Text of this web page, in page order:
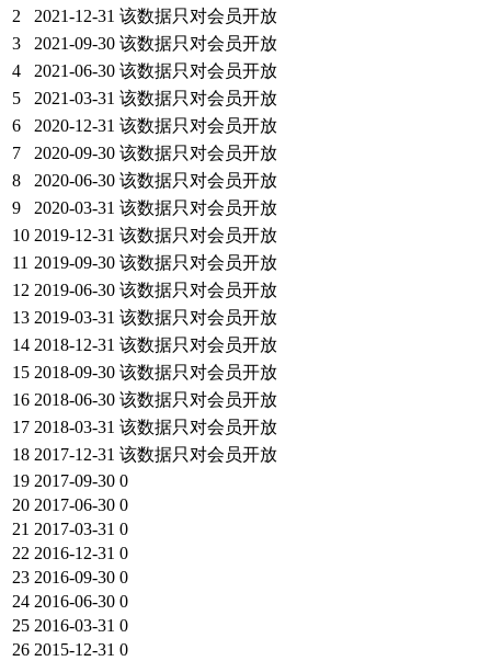
2
2021-12-31 该数据只对会员开放
3
2021-09-30 该数据只对会员开放
4
2021-06-30 该数据只对会员开放
5
2021-03-31 该数据只对会员开放
6
2020-12-31 该数据只对会员开放
7
2020-09-30 该数据只对会员开放
8
2020-06-30 该数据只对会员开放
9
2020-03-31 该数据只对会员开放
10 2019-12-31 该数据只对会员开放
11 2019-09-30 该数据只对会员开放
12 2019-06-30 该数据只对会员开放
13 2019-03-31 该数据只对会员开放
14 2018-12-31 该数据只对会员开放
15 2018-09-30 该数据只对会员开放
16 2018-06-30 该数据只对会员开放
17 2018-03-31 该数据只对会员开放
18 2017-12-31 该数据只对会员开放
19 2017-09-30 0
20 2017-06-30 0
21 2017-03-31 0
22 2016-12-31 0
23 2016-09-30 0
24 2016-06-30 0
25 2016-03-31 0
26 2015-12-31 0